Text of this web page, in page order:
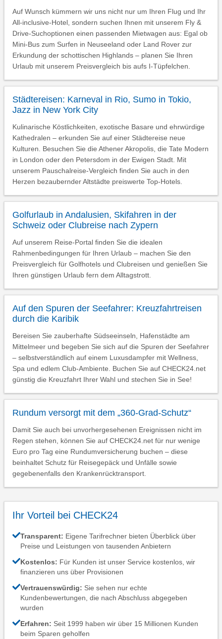
Auf Wunsch kümmern wir uns nicht nur um Ihren Flug und Ihr
All-inclusive-Hotel, sondern suchen Ihnen mit unserem Fly &
Drive-Suchoptionen einen passenden Mietwagen aus: Egal ob
Mini-Bus zum Surfen in Neuseeland oder Land Rover zur
Erkundung der schottischen Highlands – planen Sie Ihren
Urlaub mit unserem Preisvergleich bis aufs I-Tüpfelchen.
Städtereisen: Karneval in Rio, Sumo in Tokio,
Jazz in New York City
Kulinarische Köstlichkeiten, exotische Basare und ehrwürdige
Kathedralen – erkunden Sie auf einer Städtereise neue
Kulturen. Besuchen Sie die Athener Akropolis, die Tate Modern
in London oder den Petersdom in der Ewigen Stadt. Mit
unserem Pauschalreise-Vergleich finden Sie auch in den
Herzen bezaubernder Altstädte preiswerte Top-Hotels.
Golfurlaub in Andalusien, Skifahren in der
Schweiz oder Clubreise nach Zypern
Auf unserem Reise-Portal finden Sie die idealen
Rahmenbedingungen für Ihren Urlaub – machen Sie den
Preisvergleich für Golfhotels und Clubreisen und genießen Sie
Ihren günstigen Urlaub fern dem Alltagstrott.
Auf den Spuren der Seefahrer: Kreuzfahrtreisen
durch die Karibik
Bereisen Sie zauberhafte Südseeinseln, Hafenstädte am
Mittelmeer und begeben Sie sich auf die Spuren der Seefahrer
– selbstverständlich auf einem Luxusdampfer mit Wellness,
Spa und edlem Club-Ambiente. Buchen Sie auf CHECK24.net
günstig die Kreuzfahrt Ihrer Wahl und stechen Sie in See!
Rundum versorgt mit dem „360-Grad-Schutz“
Damit Sie auch bei unvorhergesehenen Ereignissen nicht im
Regen stehen, können Sie auf CHECK24.net für nur wenige
Euro pro Tag eine Rundumversicherung buchen – diese
beinhaltet Schutz für Reisegepäck und Unfälle sowie
gegebenenfalls den Krankenrücktransport.
Ihr Vorteil bei CHECK24
Transparent: Eigene Tarifrechner bieten Überblick über
Preise und Leistungen von tausenden Anbietern
Kostenlos: Für Kunden ist unser Service kostenlos, wir
finanzieren uns über Provisionen
Vertrauenswürdig: Sie sehen nur echte
Kundenbewertungen, die nach Abschluss abgegeben
wurden
Erfahren: Seit 1999 haben wir über 15 Millionen Kunden
beim Sparen geholfen